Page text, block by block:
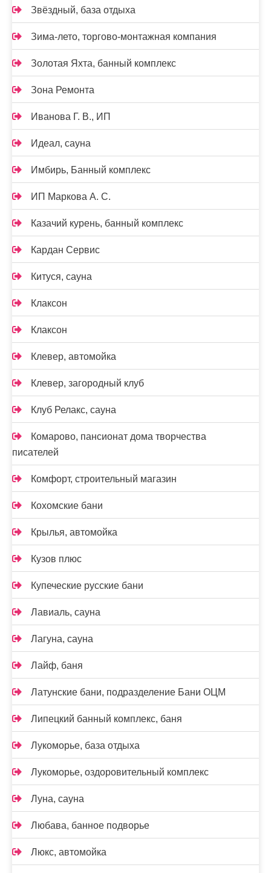
Звёздный, база отдыха
Зима-лето, торгово-монтажная компания
Золотая Яхта, банный комплекс
Зона Ремонта
Иванова Г. В., ИП
Идеал, сауна
Имбирь, Банный комплекс
ИП Маркова А. С.
Казачий курень, банный комплекс
Кардан Сервис
Китуся, сауна
Клаксон
Клаксон
Клевер, автомойка
Клевер, загородный клуб
Клуб Релакс, сауна
Комарово, пансионат дома творчества
писателей
Комфорт, строительный магазин
Кохомские бани
Крылья, автомойка
Кузов плюс
Купеческие русские бани
Лавиаль, сауна
Лагуна, сауна
Лайф, баня
Латунские бани, подразделение Бани ОЦМ
Липецкий банный комплекс, баня
Лукоморье, база отдыха
Лукоморье, оздоровительный комплекс
Луна, сауна
Любава, банное подворье
Люкс, автомойка